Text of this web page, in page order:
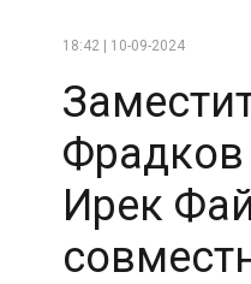
18:42 | 10-09-2024
Ирек